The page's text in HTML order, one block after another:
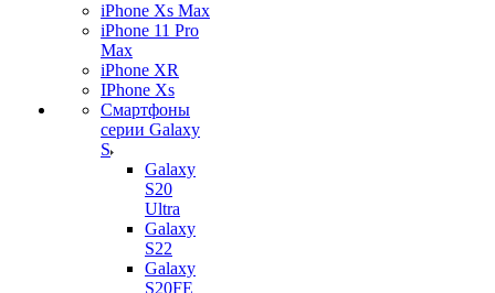
iPhone Xs Max
iPhone 11 Pro
Max
iPhone XR
IPhone Xs
Смартфоны
серии Galaxy
S
Galaxy
S20
Ultra
Galaxy
S22
Galaxy
S20FE